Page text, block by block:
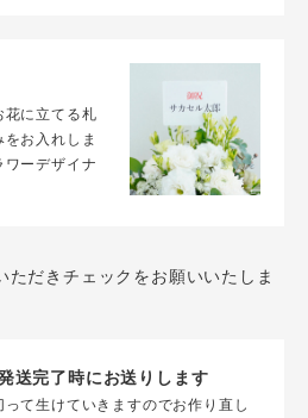
花に立てる札
お入れしま
ーデザイナ
ただきチェックをお願いいたしま
送完了時にお送りします
て生けていきますのでお作り直し